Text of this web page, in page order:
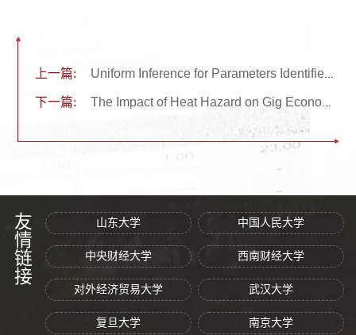
上一篇: Uniform Inference for Parameters Identified by Conditional Quantile Restrictions（金融学术讲座第四十七期）
下一篇: The Impact of Heat Hazard on Gig Economy Workers: Evidence from An On-demand Food Delivery Platform（山东大学公共经济与财政讲座第十三期）
友情链接 山东大学 中国人民大学
中央财经大学 西南财经大学
对外经济贸易大学 武汉大学
复旦大学 南京大学